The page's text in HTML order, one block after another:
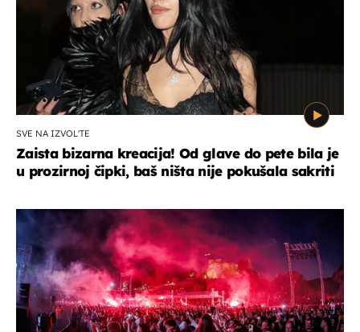
SVE NA IZVOL'TE
Zaista bizarna kreacija! Od glave do pete bila je
u prozirnoj čipki, baš ništa nije pokušala sakriti